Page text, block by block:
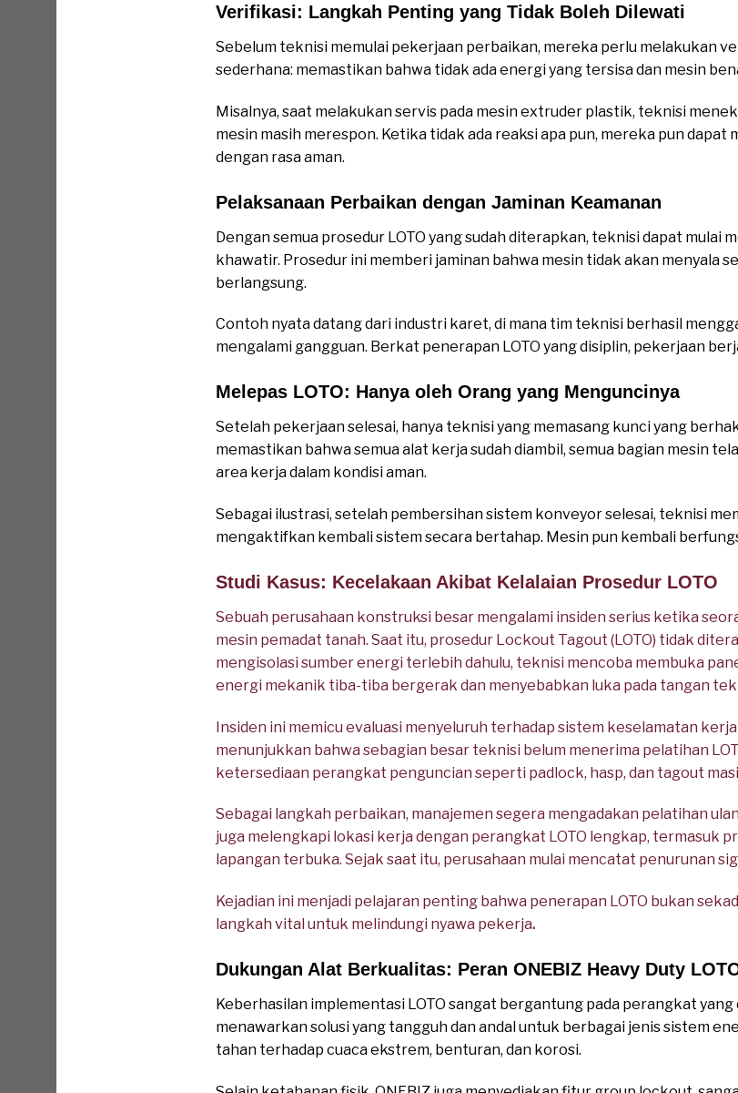
Verifikasi: Langkah Penting yang Tidak Boleh Dilewati
Sebelum teknisi memulai pekerjaan perbaikan, mereka perlu melakukan
sederhana: memastikan bahwa tidak ada energi yang tersisa dan mesin
Misalnya, saat melakukan servis pada mesin extruder plastik, teknisi
mesin masih merespon. Ketika tidak ada reaksi apa pun, mereka pun
dengan rasa aman.
Pelaksanaan Perbaikan dengan Jaminan Keamanan
Dengan semua prosedur LOTO yang sudah diterapkan, teknisi dapat mulai
khawatir. Prosedur ini memberi jaminan bahwa mesin tidak akan menyala
berlangsung.
Contoh nyata datang dari industri karet, di mana tim teknisi berhasil
mengalami gangguan. Berkat penerapan LOTO yang disiplin, pekerjaan
Melepas LOTO: Hanya oleh Orang yang Menguncinya
Setelah pekerjaan selesai, hanya teknisi yang memasang kunci yang
memastikan bahwa semua alat kerja sudah diambil, semua bagian mesin
area kerja dalam kondisi aman.
Sebagai ilustrasi, setelah pembersihan sistem konveyor selesai, teknisi
mengaktifkan kembali sistem secara bertahap. Mesin pun kembali
Studi Kasus: Kecelakaan Akibat Kelalaian Prosedur LOTO
Sebuah perusahaan konstruksi besar mengalami insiden serius ketika
mesin pemadat tanah. Saat itu, prosedur Lockout Tagout (LOTO) tidak
mengisolasi sumber energi terlebih dahulu, teknisi mencoba membuka
energi mekanik tiba-tiba bergerak dan menyebabkan luka pada tangan
Insiden ini memicu evaluasi menyeluruh terhadap sistem keselamatan
menunjukkan bahwa sebagian besar teknisi belum menerima pelatihan
ketersediaan perangkat penguncian seperti padlock, hasp, dan tagout
Sebagai langkah perbaikan, manajemen segera mengadakan pelatihan
juga melengkapi lokasi kerja dengan perangkat LOTO lengkap, termasuk
lapangan terbuka. Sejak saat itu, perusahaan mulai mencatat penurunan
Kejadian ini menjadi pelajaran penting bahwa penerapan LOTO bukan
langkah vital untuk melindungi nyawa pekerja.
Dukungan Alat Berkualitas: Peran ONEBIZ Heavy Duty
Keberhasilan implementasi LOTO sangat bergantung pada perangkat yang
menawarkan solusi yang tangguh dan andal untuk berbagai jenis sistem
tahan terhadap cuaca ekstrem, benturan, dan korosi.